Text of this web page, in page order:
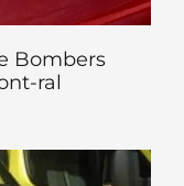
Bombers
ral